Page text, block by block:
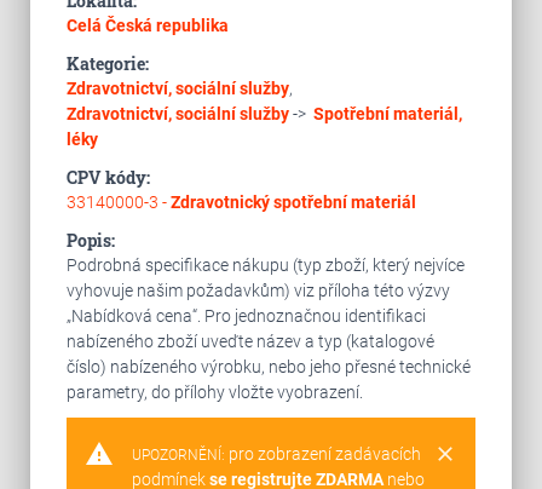
Celá Česká republika
Kategorie:
Zdravotnictví, sociální služby,
Zdravotnictví, sociální služby-> Spotřební materiál,
léky
CPV kódy:
33140000-3 -Zdravotnický spotřební materiál
Popis:
Podrobná specifikace nákupu (typ zboží, který nejvíce
vyhovuje našim požadavkům) viz příloha této výzvy
„Nabídková cena“. Pro jednoznačnou identifikaci
nabízeného zboží uveďte název a typ (katalogové
číslo) nabízeného výrobku, nebo jeho přesné technické
parametry, do přílohy vložte vyobrazení.
warning clear
UPOZORNĚNÍ: pro zobrazení zadávacích
podmínekse registrujte ZDARMAnebo